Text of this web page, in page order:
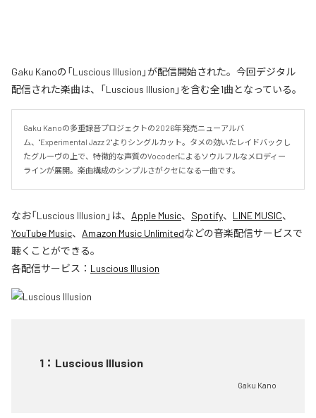
Gaku Kanoの「Luscious Illusion」が配信開始された。今回デジタル
配信された楽曲は、「Luscious Illusion」を含む全1曲となっている。
Gaku Kanoの多重録音プロジェクトの2026年発売ニューアルバ
ム、"Experimental Jazz 2"よりシングルカット。タメの効いたレイドバックし
たグルーヴの上で、特徴的な声質のVocoderによるソウルフルなメロディー
ラインが展開。楽曲構成のシンプルさがクセになる一曲です。
なお「Luscious Illusion 」は、 Apple Music、 Spotify、 LINE MUSIC、
YouTube Music、 Amazon Music Unlimitedなどの音楽配信サービスで
聴くことができる。
各配信サービス： Luscious Illusion
1 ： Luscious Illusion
Gaku Kano